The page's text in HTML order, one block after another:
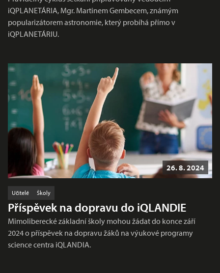
iQPLANETÁRIA, Mgr. Martinem Gembecem, známým
popularizátorem astronomie, který probíhá přímo v
iQPLANETÁRIU.
26. 8. 2024
Učitelé Školy
Příspěvek na dopravu do iQLANDIE
Mimoliberecké základní školy mohou žádat do konce září
2024 o příspěvek na dopravu žáků na výukové programy
science centra iQLANDIA.